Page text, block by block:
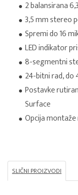
2 balansirana
3,5 mm stereo
Spremi do 16
LED indikator
8-segmentni
24-bitni rad, do
Postavke
Surface
Opcija
SLIČNI PROIZVODI